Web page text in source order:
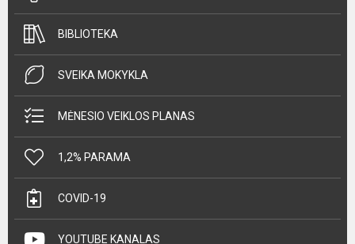
BIBLIOTEKA
SVEIKA MOKYKLA
MĖNESIO VEIKLOS PLANAS
1,2% PARAMA
COVID-19
YOUTUBE KANALAS